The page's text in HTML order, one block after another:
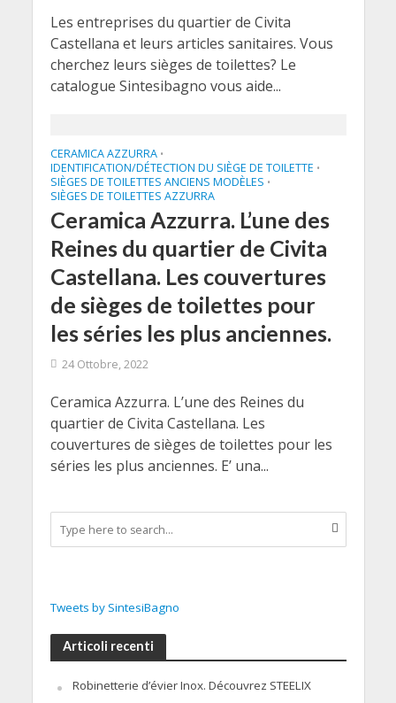
Les entreprises du quartier de Civita
Castellana et leurs articles sanitaires. Vous
cherchez leurs sièges de toilettes? Le
catalogue Sintesibagno vous aide...
CERAMICA AZZURRA •
IDENTIFICATION/DÉTECTION DU SIÈGE DE TOILETTE •
SIÈGES DE TOILETTES ANCIENS MODÈLES •
SIÈGES DE TOILETTES AZZURRA
Ceramica Azzurra. L’une des
Reines du quartier de Civita
Castellana. Les couvertures
de sièges de toilettes pour
les séries les plus anciennes.
24 Ottobre, 2022
Ceramica Azzurra. L’une des Reines du
quartier de Civita Castellana. Les
couvertures de sièges de toilettes pour les
séries les plus anciennes. E’ una...
Tweets by SintesiBagno
Articoli recenti
Robinetterie d’évier Inox. Découvrez STEELIX